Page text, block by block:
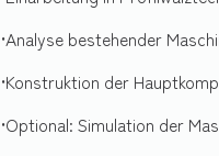
•Analyse bestehender
•Konstruktion der
•Optional: Simulation der